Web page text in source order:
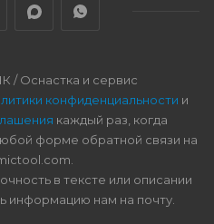
/ Оснастка и сервис
конфиденциальности и
каждый раз, когда
форме обратной связи на
в тексте или описании
информацию нам на почту.